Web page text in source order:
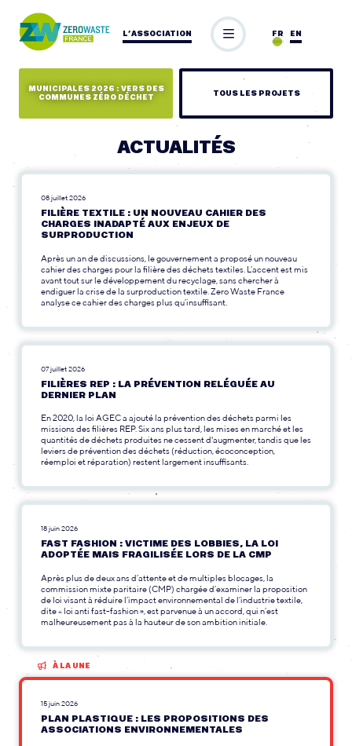
L’ASSOCIATION EN
FR
MUNICIPALES 2026 : VERS DES
COMMUNES ZÉRO DÉCHET
TOUS LES PROJETS
ACTUALITÉS
08 juillet 2026
FILIÈRE TEXTILE : UN NOUVEAU CAHIER DES
CHARGES INADAPTÉ AUX ENJEUX DE
SURPRODUCTION
Après un an de discussions, le gouvernement a proposé un nouveau
cahier des charges pour la filière des déchets textiles. L’accent est mis
avant tout sur le développement du recyclage, sans chercher à
endiguer la crise de la surproduction textile. Zero Waste France
analyse ce cahier des charges plus qu’insuffisant.
07 juillet 2026
FILIÈRES REP : LA PRÉVENTION RELÉGUÉE AU
DERNIER PLAN
En 2020, la loi AGEC a ajouté la prévention des déchets parmi les
missions des filières REP. Six ans plus tard, les mises en marché et les
quantités de déchets produites ne cessent d'augmenter, tandis que les
leviers de prévention des déchets (réduction, écoconception,
réemploi et réparation) restent largement insuffisants.
18 juin 2026
FAST FASHION : VICTIME DES LOBBIES, LA LOI
ADOPTÉE MAIS FRAGILISÉE LORS DE LA CMP
Après plus de deux ans d’attente et de multiples blocages, la
commission mixte paritaire (CMP) chargée d’examiner la proposition
de loi visant à réduire l’impact environnemental de l’industrie textile,
dite « loi anti fast-fashion », est parvenue à un accord, qui n’est
malheureusement pas à la hauteur de son ambition initiale.
À LA UNE
15 juin 2026
PLAN PLASTIQUE : LES PROPOSITIONS DES
ASSOCIATIONS ENVIRONNEMENTALES